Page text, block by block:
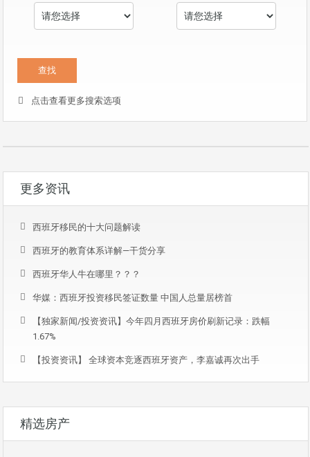
点击查看更多搜索选项
更多资讯
西班牙移民的十大问题解读
西班牙的教育体系详解—干货分享
西班牙华人牛在哪里？？？
华媒：西班牙投资移民签证数量 中国人总量居榜首
【独家新闻/投资资讯】今年四月西班牙房价刷新记录：跌幅
1.67%
【投资资讯】 全球资本竞逐西班牙资产，李嘉诚再次出手
精选房产